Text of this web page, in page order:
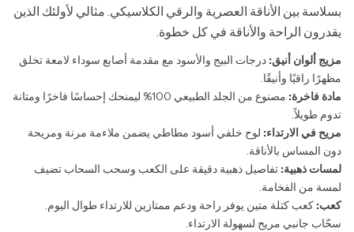
بسلاسة بين الأناقة العصرية والرقي الكلاسيكي. مثالي لأولئك الذين
يقدرون الراحة والأناقة في كل خطوة.
مزيج ألوان أنيق: درجات البيج والأسود مع مقدمة أصابع سوداء لامعة تخلق
مظهرًا راقيًا وأنيقًا.
مادة فاخرة:
مصنوع من الجلد الطبيعي 100% ليمنحك إحساسًا فاخرًا ومتانة
تدوم طويلاً.
مريح في الارتداء: لوح خلفي أسود مطاطي يضمن ملاءمة مرنة ومريحة
دون المساس بالأناقة.
لمسات ذهبية: تفاصيل ذهبية دقيقة على الكعب وسحب السحاب تضيف
لمسة من الفخامة.
كعب: كعب كتلة متين يوفر راحة ودعم ممتازين للارتداء طوال اليوم.
سحّاب جانبي مريح لسهولة الارتداء.